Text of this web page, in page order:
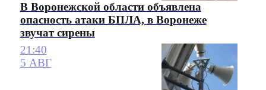
В Воронежской области объявлена
опасность атаки БПЛА, в Воронеже
звучат сирены
21:40
5 АВГ